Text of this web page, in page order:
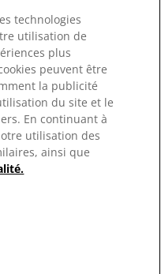
Inc.
trademark status
status in other
technologies
utilisation de
plus
peuvent être
la publicité
du site et le
En continuant à
utilisation des
ainsi que